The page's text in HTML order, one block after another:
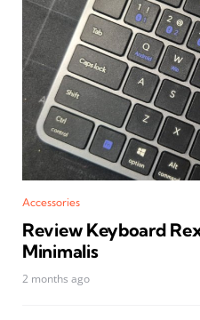
Accessories
Review Keyboard
Minimalis
2 months ago